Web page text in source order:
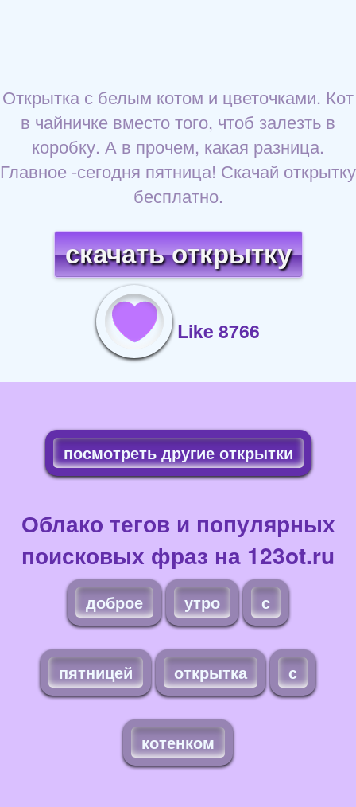
Открытка с белым котом и цветочками. Кот
в чайничке вместо того, чтоб залезть в
коробку. А в прочем, какая разница.
Главное -сегодня пятница! Скачай открытку
бесплатно.
скачать открытку
Like 8766
посмотреть другие открытки
Облако тегов и популярных
поисковых фраз на 123ot.ru
доброе утро с
пятницей открытка с
котенком